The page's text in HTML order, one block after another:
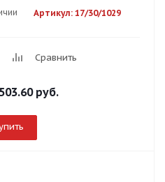
Артикул: 17/30/1029
Сравнить
руб.